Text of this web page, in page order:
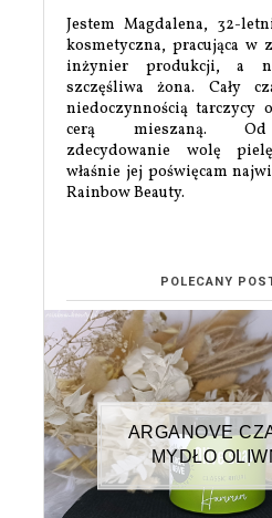
Jestem Magdalena, 32-
kosmetyczna, pracująca w
inżynier produkcji, a
szczęśliwa żona. Cały
niedoczynnością tarczycy
cerą mieszaną.
zdecydowanie wolę
właśnie jej poświęcam
Rainbow Beauty.
POLECANY
ARGANOVE
MYDŁO